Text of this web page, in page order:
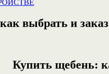
выбрать и
Купить щебень: